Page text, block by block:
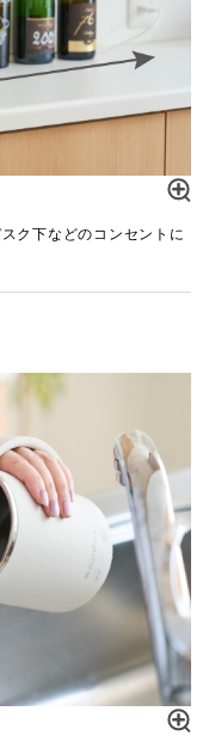
ク下などのコンセントに